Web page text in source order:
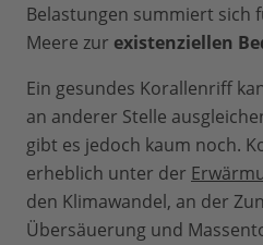
Belastungen summiert sich
Meere zur existenziellen
Ein gesundes Korallenriff
an anderer Stelle
gibt es jedoch kaum noch.
erheblich unter der
den Klimawandel, an der
Übersäuerung und